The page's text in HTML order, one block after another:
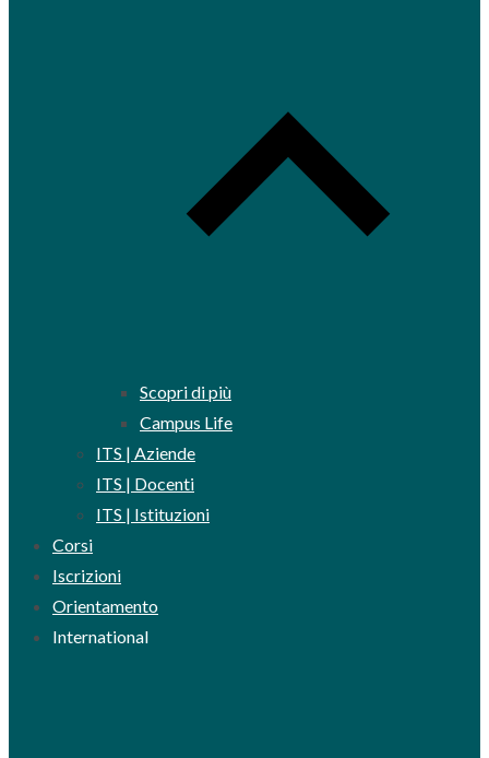
Scopri di più
Campus Life
ITS | Aziende
ITS | Docenti
ITS | Istituzioni
Corsi
Iscrizioni
Orientamento
International